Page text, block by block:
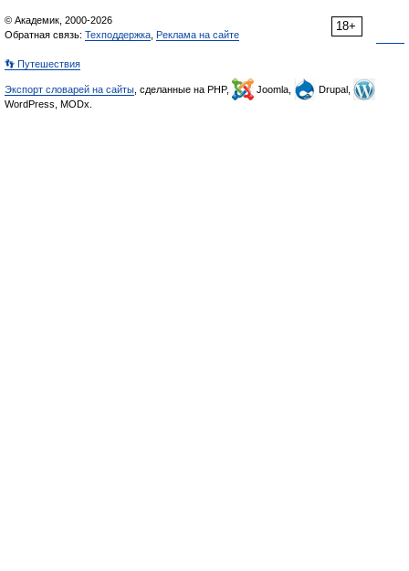
18+
© Академик, 2000-2026
Обратная связь: Техподдержка Реклама на сайте
👣 Путешествия
Экспорт словарей на сайты , сделанные на PHP, Joomla,
Drupal,
WordPress, MODx.